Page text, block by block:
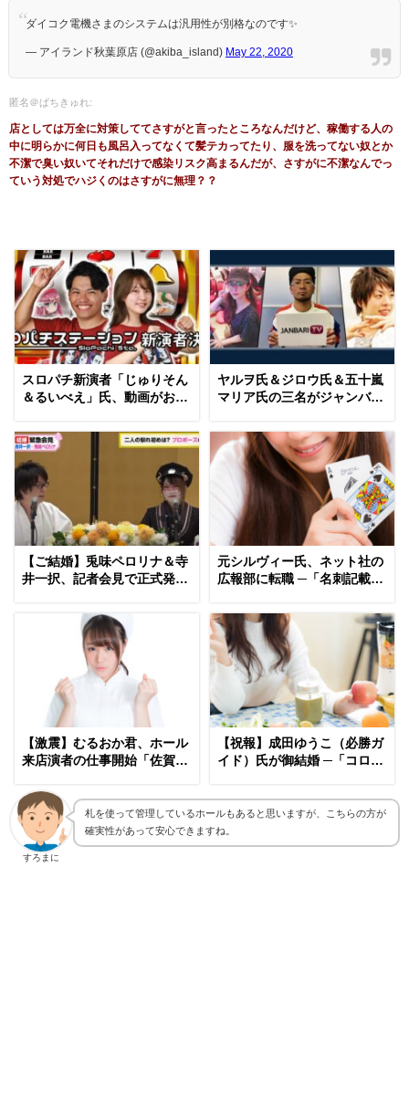
ダイコク電機さまのシステムは汎用性が別格なのです✨
— アイランド秋葉原店 (@akiba_island) May 22, 2020
匿名＠ぱちきゅれ:
店としては万全に対策しててさすがと言ったところなんだけど、稼働する人の
中に明らかに何日も風呂入ってなくて髪テカってたり、服を洗ってない奴とか
不潔で臭い奴いてそれだけで感染リスク高まるんだが、さすがに不潔なんでっ
ていう対処でハジくのはさすがに無理？？
スロパチ新演者「じゅりそん
＆るいべえ」氏、動画がお披
10月以降を予定
ヤルヲ氏＆ジロウ氏＆五十嵐
マリア氏の三名がジャンバ
ンシー「フリータレントとし
て活動継続」
【ご結婚】兎味ペロリナ＆寺
井一択、記者会見で正式発表
も祝福のメッセージ」
元シルヴィー氏、ネット社の
広報部に転職 ─「名刺記載の
る」
【激震】むるおか君、ホール
来店演者の仕事開始「佐賀県
瀬 / 本庄」
【祝報】成田ゆうこ（必勝ガ
イド）氏が御結婚 ─「コロナ
すろまに
札を使って管理しているホールもあると思いますが、こちらの方が
確実性があって安心できますね。